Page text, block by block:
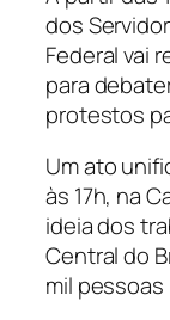
dos
Federal vai
para
protestos
Um ato
às 17h, na
ideia dos
Central do
mil